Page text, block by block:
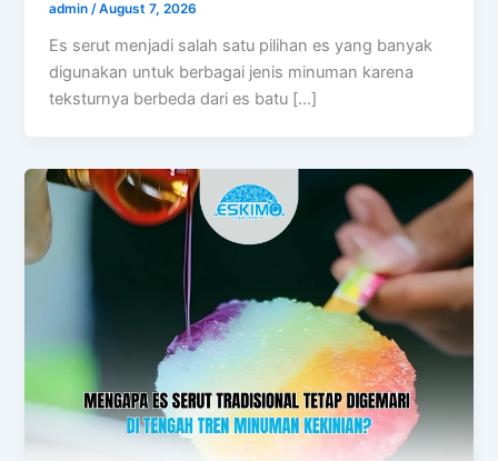
admin/August 7, 2026
Es serut menjadi salah satu pilihan es yang banyak
digunakan untuk berbagai jenis minuman karena
teksturnya berbeda dari es batu […]